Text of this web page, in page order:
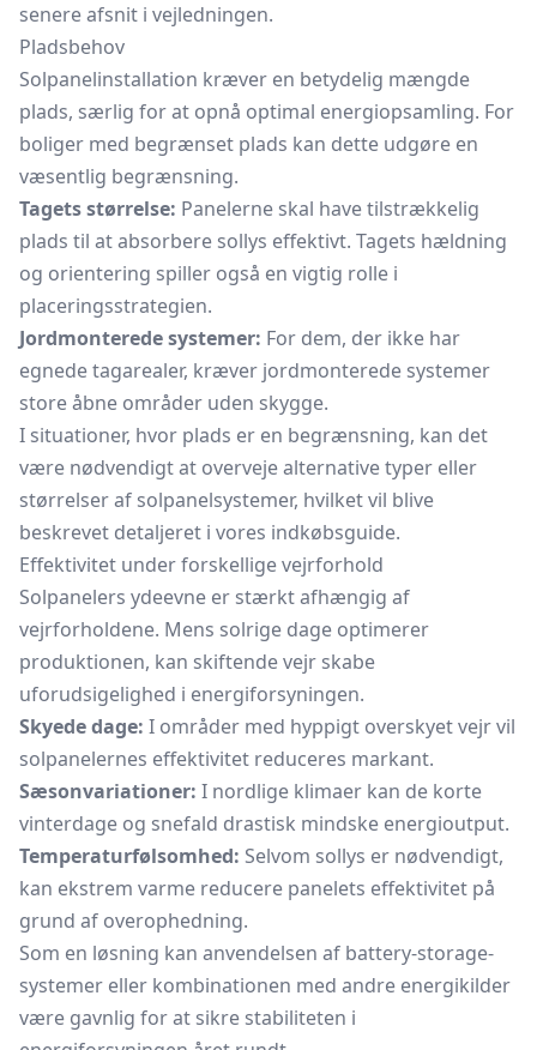
senere afsnit i vejledningen.
Pladsbehov
Solpanelinstallation kræver en betydelig mængde
plads, særlig for at opnå optimal energiopsamling. For
boliger med begrænset plads kan dette udgøre en
væsentlig begrænsning.
Tagets størrelse: Panelerne skal have tilstrækkelig
plads til at absorbere sollys effektivt. Tagets hældning
og orientering spiller også en vigtig rolle i
placeringsstrategien.
Jordmonterede systemer: For dem, der ikke har
egnede tagarealer, kræver jordmonterede systemer
store åbne områder uden skygge.
I situationer, hvor plads er en begrænsning, kan det
være nødvendigt at overveje alternative typer eller
størrelser af solpanelsystemer, hvilket vil blive
beskrevet detaljeret i vores indkøbsguide.
Effektivitet under forskellige vejrforhold
Solpanelers ydeevne er stærkt afhængig af
vejrforholdene. Mens solrige dage optimerer
produktionen, kan skiftende vejr skabe
uforudsigelighed i energiforsyningen.
Skyede dage: I områder med hyppigt overskyet vejr vil
solpanelernes effektivitet reduceres markant.
Sæsonvariationer: I nordlige klimaer kan de korte
vinterdage og snefald drastisk mindske energioutput.
Temperaturfølsomhed: Selvom sollys er nødvendigt,
kan ekstrem varme reducere panelets effektivitet på
grund af overophedning.
Som en løsning kan anvendelsen af battery-storage-
systemer eller kombinationen med andre energikilder
være gavnlig for at sikre stabiliteten i